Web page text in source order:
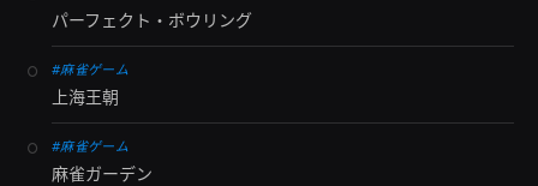
パーフェクト・ボウリング
#麻雀ゲーム
上海王朝
#麻雀ゲーム
麻雀ガーデン